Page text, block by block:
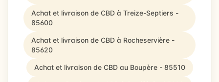
Achat et livraison de CBD à Treize-Septiers -
85600
Achat et livraison de CBD à Rocheservière -
85620
Achat et livraison de CBD au Boupère - 85510